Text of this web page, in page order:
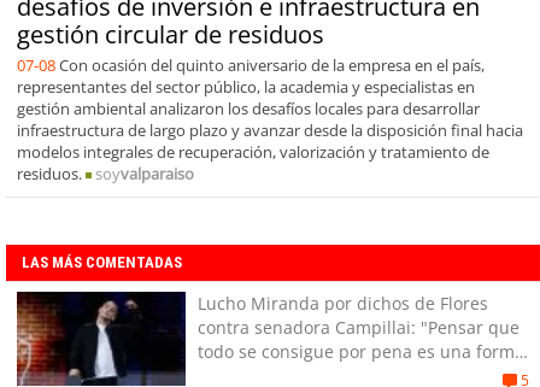
desafíos de inversión e infraestructura en
gestión circular de residuos
07-08Con ocasión del quinto aniversario de la empresa en el país,
representantes del sector público, la academia y especialistas en
gestión ambiental analizaron los desafíos locales para desarrollar
infraestructura de largo plazo y avanzar desde la disposición final hacia
modelos integrales de recuperación, valorización y tratamiento de
residuos.
soyvalparaiso
LAS MÁS COMENTADAS
Lucho Miranda por dichos de Flores
contra senadora Campillai: "Pensar que
todo se consigue por pena es una forma
5